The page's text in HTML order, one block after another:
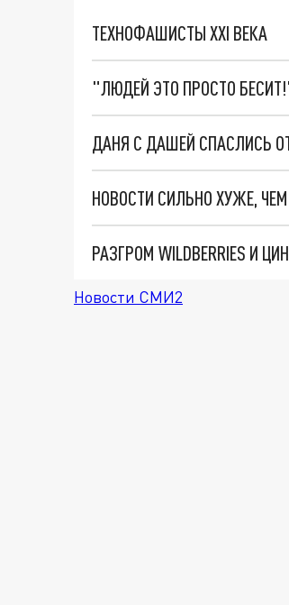
ТЕХНОФАШИСТЫ XXI ВЕКА
"ЛЮДЕЙ ЭТО ПРОСТО
ДАНЯ С ДАШЕЙ СПАСЛИСЬ
Новости СМИ2